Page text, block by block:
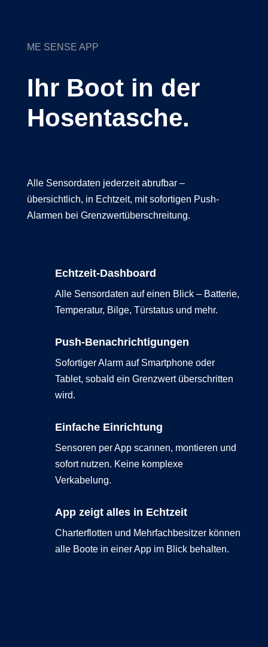
ME SENSE APP
Ihr Boot in der
Hosentasche.
Alle Sensordaten jederzeit abrufbar –
übersichtlich, in Echtzeit, mit sofortigen Push-
Alarmen bei Grenzwertüberschreitung.
Echtzeit-Dashboard
Alle Sensordaten auf einen Blick – Batterie,
Temperatur, Bilge, Türstatus und mehr.
Push-Benachrichtigungen
Sofortiger Alarm auf Smartphone oder
Tablet, sobald ein Grenzwert überschritten
wird.
Einfache Einrichtung
Sensoren per App scannen, montieren und
sofort nutzen. Keine komplexe
Verkabelung.
App zeigt alles in Echtzeit
Charterflotten und Mehrfachbesitzer können
alle Boote in einer App im Blick behalten.